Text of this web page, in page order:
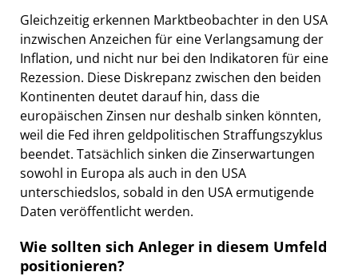
Gleichzeitig erkennen Marktbeobachter in den USA
inzwischen Anzeichen für eine Verlangsamung der
Inflation, und nicht nur bei den Indikatoren für eine
Rezession. Diese Diskrepanz zwischen den beiden
Kontinenten deutet darauf hin, dass die
europäischen Zinsen nur deshalb sinken könnten,
weil die Fed ihren geldpolitischen Straffungszyklus
beendet. Tatsächlich sinken die Zinserwartungen
sowohl in Europa als auch in den USA
unterschiedslos, sobald in den USA ermutigende
Daten veröffentlicht werden.
Wie sollten sich Anleger in diesem Umfeld
positionieren?